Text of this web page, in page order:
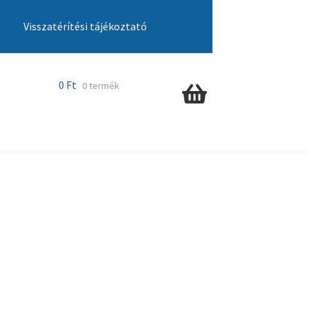
Visszatérítési tájékoztató
0 Ft 0 termék